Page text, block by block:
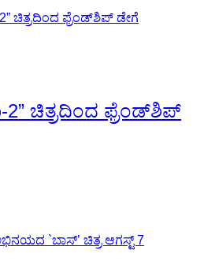
ಚಿತ್ರದಿಂದ ಫ್ರೆಂಡ್‍ಶಿಪ್